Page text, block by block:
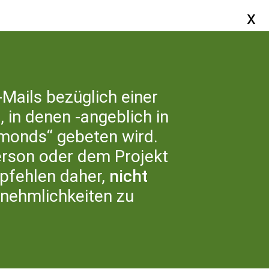
UNS
bezüglich einer
in denen -angeblich in
gebeten wird.
oder dem Projekt
daher, nicht
zu